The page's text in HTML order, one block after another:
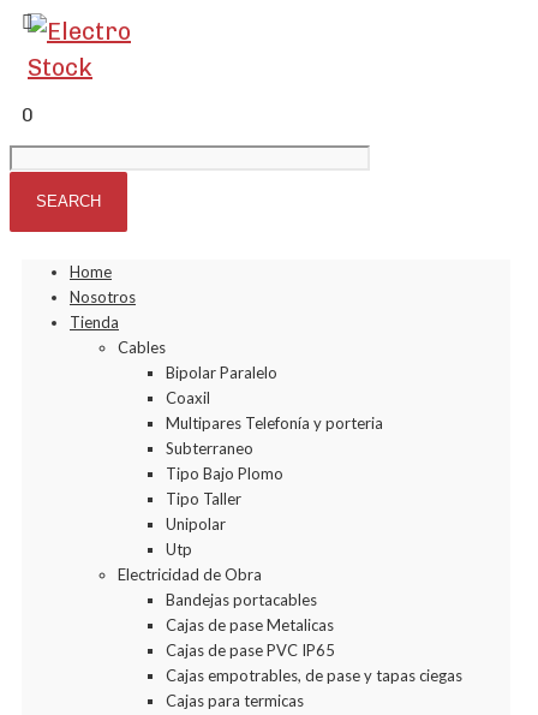
0
Home
Nosotros
Tienda
Cables
Bipolar Paralelo
Coaxil
Multipares Telefonía y porteria
Subterraneo
Tipo Bajo Plomo
Tipo Taller
Unipolar
Utp
Electricidad de Obra
Bandejas portacables
Cajas de pase Metalicas
Cajas de pase PVC IP65
Cajas empotrables, de pase y tapas ciegas
Cajas para termicas